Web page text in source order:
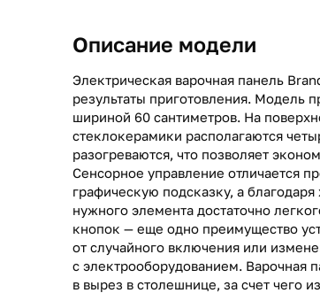
Описание модели
Электрическая варочная панель
результаты приготовления. Модель
шириной 60 сантиметров. На
стеклокерамики располагаются
разогреваются, что позволяет
Сенсорное управление отличается
графическую подсказку, а
нужного элемента достаточно
кнопок — еще одно преимущество
от случайного включения или
с электрооборудованием. Варочная
в вырез в столешнице, за счет чего